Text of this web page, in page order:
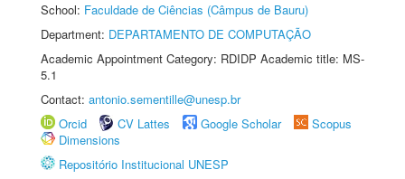
School: Faculdade de Ciências (Câmpus de Bauru)
Department: DEPARTAMENTO DE COMPUTAÇÃO
Academic Appointment Category: RDIDP Academic title: MS-
5.1
Contact: antonio.sementille@unesp.br
Orcid
CV Lattes Google Scholar
Scopus
Dimensions
Repositório Institucional UNESP